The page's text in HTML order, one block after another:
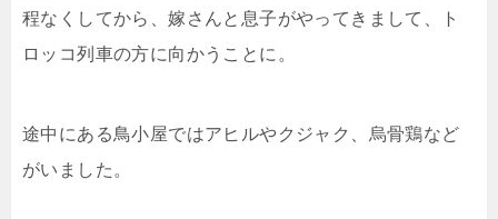
程なくしてから、嫁さんと息子がやってきまして、ト
ロッコ列車の方に向かうことに。
途中にある鳥小屋ではアヒルやクジャク、烏骨鶏など
がいました。